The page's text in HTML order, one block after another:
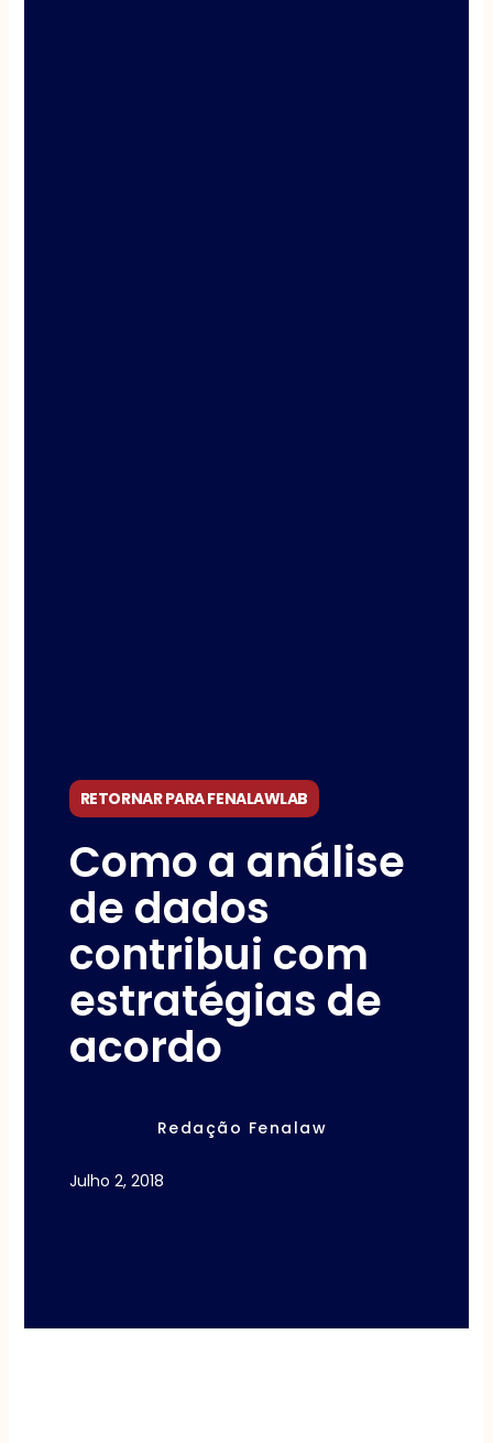
RETORNAR PARA FENALAWLAB
Como a análise
de dados
contribui com
estratégias de
acordo
Redação Fenalaw
Julho 2, 2018